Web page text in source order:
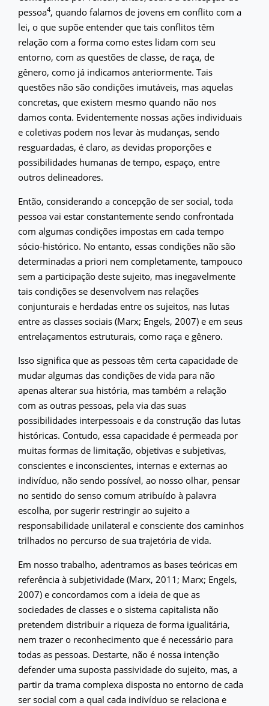
pessoa4, quando falamos de jovens em conflito com a
lei, o que supõe entender que tais conflitos têm
relação com a forma como estes lidam com seu
entorno, com as questões de classe, de raça, de
gênero, como já indicamos anteriormente. Tais
questões não são condições imutáveis, mas aquelas
concretas, que existem mesmo quando não nos
damos conta. Evidentemente nossas ações individuais
e coletivas podem nos levar às mudanças, sendo
resguardadas, é claro, as devidas proporções e
possibilidades humanas de tempo, espaço, entre
outros delineadores.
Então, considerando a concepção de ser social, toda
pessoa vai estar constantemente sendo confrontada
com algumas condições impostas em cada tempo
sócio-histórico. No entanto, essas condições não são
determinadas a priori nem completamente, tampouco
sem a participação deste sujeito, mas inegavelmente
tais condições se desenvolvem nas relações
conjunturais e herdadas entre os sujeitos, nas lutas
entre as classes sociais (Marx; Engels, 2007) e em seus
entrelaçamentos estruturais, como raça e gênero.
Isso significa que as pessoas têm certa capacidade de
mudar algumas das condições de vida para não
apenas alterar sua história, mas também a relação
com as outras pessoas, pela via das suas
possibilidades interpessoais e da construção das lutas
históricas. Contudo, essa capacidade é permeada por
muitas formas de limitação, objetivas e subjetivas,
conscientes e inconscientes, internas e externas ao
indivíduo, não sendo possível, ao nosso olhar, pensar
no sentido do senso comum atribuído à palavra
escolha, por sugerir restringir ao sujeito a
responsabilidade unilateral e consciente dos caminhos
trilhados no percurso de sua trajetória de vida.
Em nosso trabalho, adentramos as bases teóricas em
referência à subjetividade (Marx, 2011; Marx; Engels,
2007) e concordamos com a ideia de que as
sociedades de classes e o sistema capitalista não
pretendem distribuir a riqueza de forma igualitária,
nem trazer o reconhecimento que é necessário para
todas as pessoas. Destarte, não é nossa intenção
defender uma suposta passividade do sujeito, mas, a
partir da trama complexa disposta no entorno de cada
ser social com a qual cada indivíduo se relaciona e